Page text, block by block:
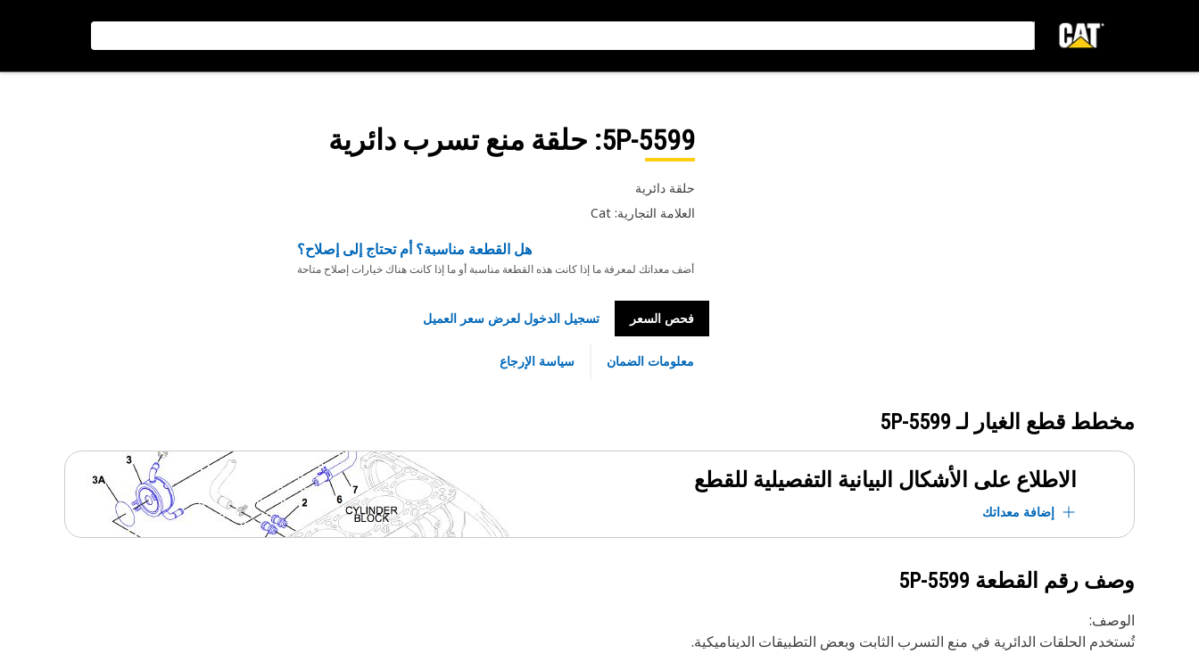
5P-5599: حلقة منع تسرب دائرية
حلقة دائرية
العلامة التجارية: Cat
هل القطعة مناسبة؟ أم تحتاج إلى إصلاح؟
أضف معداتك لمعرفة ما إذا كانت هذه القطعة مناسبة أو ما إذا كانت هناك خيارات إصلاح متاحة
فحص السعر تسجيل الدخول لعرض سعر العميل
معلومات الضمان سياسة الإرجاع
مخطط قطع الغيار لـ 5P-5599
الاطلاع على الأشكال البيانية التفصيلية للقطع
إضافة معداتك
وصف رقم القطعة 5P-5599
الوصف:
تُستخدم الحلقات الدائرية في منع التسرب الثابت وبعض التطبيقات الديناميكية.